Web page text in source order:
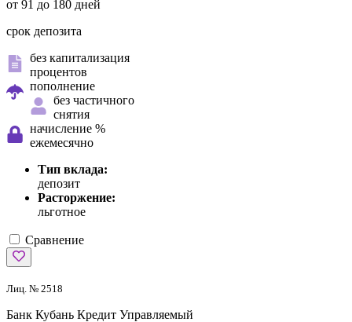
от 91 до 180 дней
срок депозита
без капитализация
процентов
пополнение
без частичного
снятия
начисление %
ежемесячно
Тип вклада:
депозит
Расторжение:
льготное
Сравнение
Лиц. № 2518
Банк Кубань Кредит Управляемый